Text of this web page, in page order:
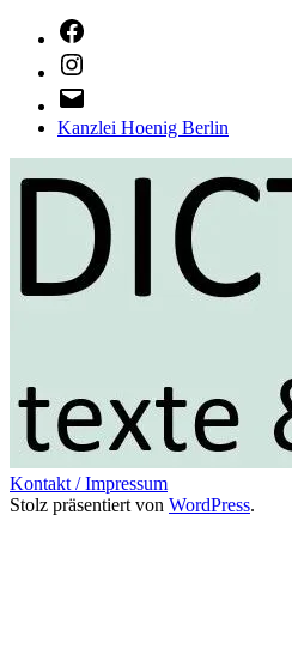
Kanzlei Hoenig Berlin
Kontakt / Impressum
Stolz präsentiert von WordPress.